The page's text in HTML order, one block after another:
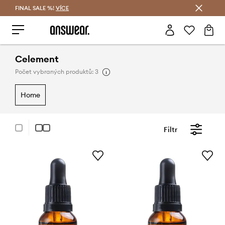
FINAL SALE %! VÍCE
Celement
Počet vybraných produktů: 3
home
Filtr